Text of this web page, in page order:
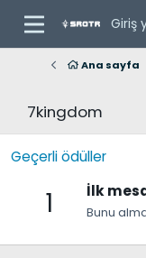
Giriş
Ana sayfa
7kingdom
Geçerli ödüller
1 İlk
Bunu